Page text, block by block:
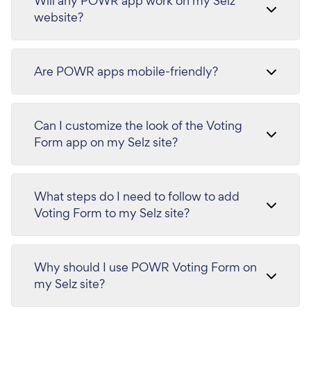
website?
Are POWR apps mobile-friendly?
Can I customize the look of the Voting
Form app on my Selz site?
What steps do I need to follow to add
Voting Form to my Selz site?
Why should I use POWR Voting Form on
my Selz site?